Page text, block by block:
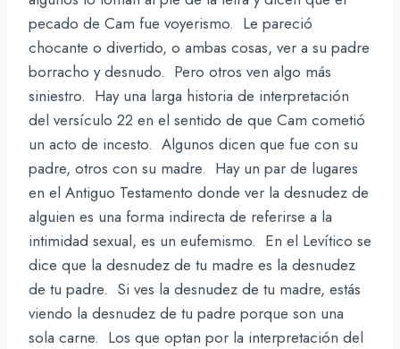
pecado de Cam fue voyerismo. Le pareció
chocante o divertido, o ambas cosas, ver a su padre
borracho y desnudo. Pero otros ven algo más
siniestro. Hay una larga historia de interpretación
del versículo 22 en el sentido de que Cam cometió
un acto de incesto. Algunos dicen que fue con su
padre, otros con su madre. Hay un par de lugares
en el Antiguo Testamento donde ver la desnudez de
alguien es una forma indirecta de referirse a la
intimidad sexual, es un eufemismo. En el Levítico se
dice que la desnudez de tu madre es la desnudez
de tu padre. Si ves la desnudez de tu madre, estás
viendo la desnudez de tu padre porque son una
sola carne. Los que optan por la interpretación del